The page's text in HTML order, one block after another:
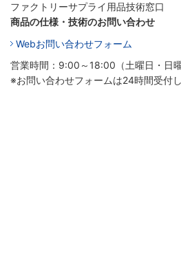
ファクトリーサプライ用品技術窓口
商品の仕様・技術のお問い合わせ
Webお問い合わせフォーム
営業時間：9:00～18:00（土曜日・日
※お問い合わせフォームは24時間受付し